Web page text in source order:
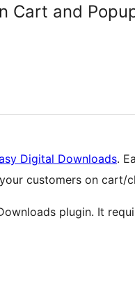
Cart and
Digital Downloads.
customers on cart/
plugin. It